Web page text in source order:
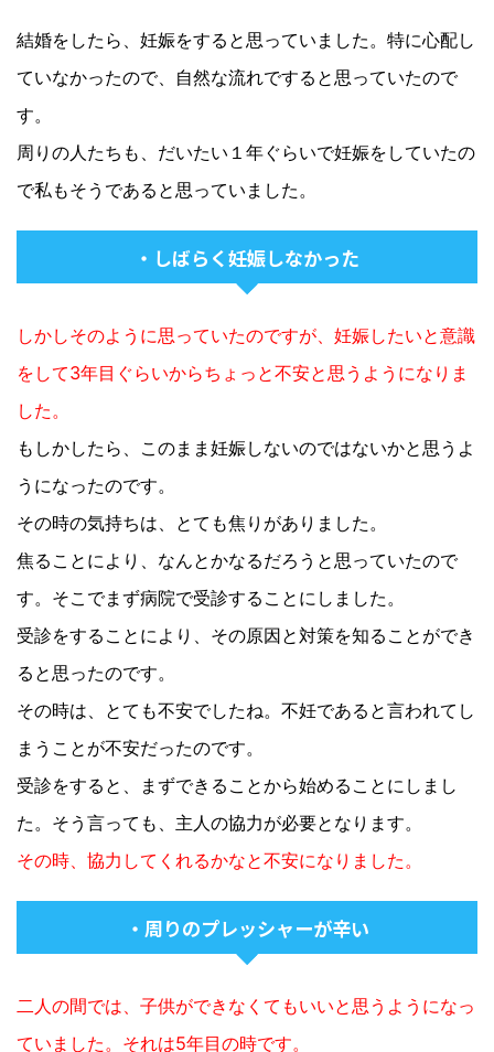
結婚をしたら、妊娠をすると思っていました。特に心配し
ていなかったので、自然な流れですると思っていたので
す。
周りの人たちも、だいたい１年ぐらいで妊娠をしていたの
で私もそうであると思っていました。
・しばらく妊娠しなかった
しかしそのように思っていたのですが、妊娠したいと意識
をして3年目ぐらいからちょっと不安と思うようになりま
した。
もしかしたら、このまま妊娠しないのではないかと思うよ
うになったのです。
その時の気持ちは、とても焦りがありました。
焦ることにより、なんとかなるだろうと思っていたので
す。そこでまず病院で受診することにしました。
受診をすることにより、その原因と対策を知ることができ
ると思ったのです。
その時は、とても不安でしたね。不妊であると言われてし
まうことが不安だったのです。
受診をすると、まずできることから始めることにしまし
た。そう言っても、主人の協力が必要となります。
その時、協力してくれるかなと不安になりました。
・周りのプレッシャーが辛い
二人の間では、子供ができなくてもいいと思うようになっ
ていました。それは5年目の時です。